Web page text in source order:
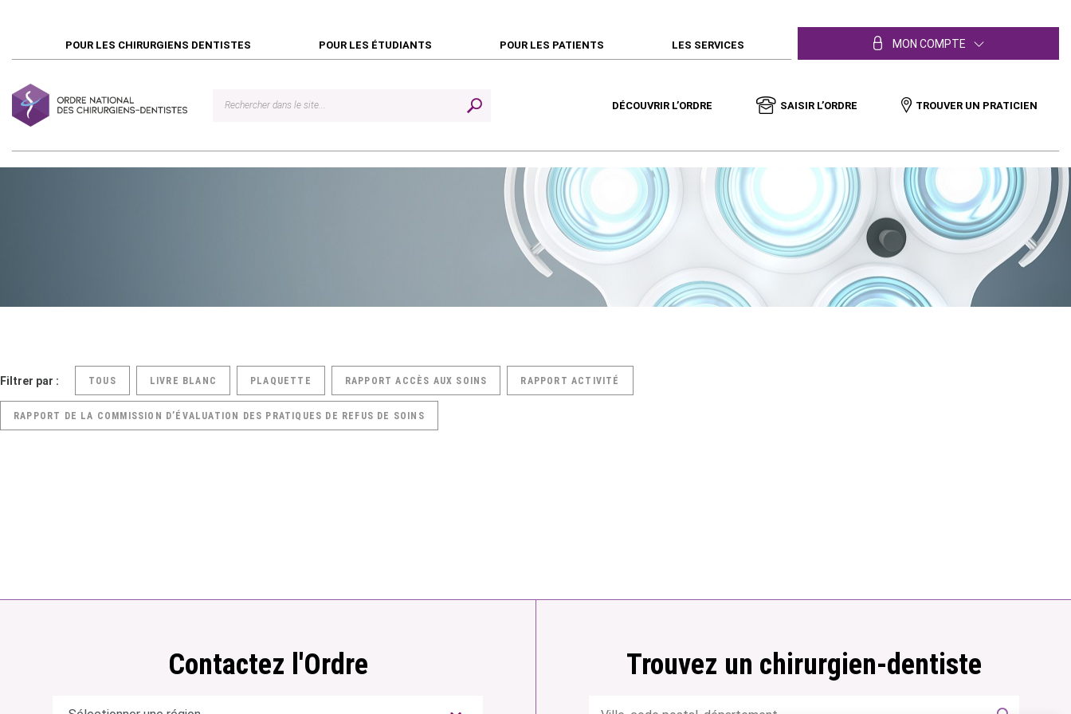
POUR LES CHIRURGIENS DENTISTES POUR LES ÉTUDIANTS POUR LES PATIENTS LES SERVICES MON COMPTE
DÉCOUVRIR L’ORDRE SAISIR L’ORDRE TROUVER UN PRATICIEN
Filtrer par : TOUS LIVRE BLANC PLAQUETTE RAPPORT ACCÈS AUX SOINS RAPPORT ACTIVITÉ
RAPPORT DE LA COMMISSION D’ÉVALUATION DES PRATIQUES DE REFUS DE SOINS
Contactez l'Ordre Trouvez un chirurgien-dentiste